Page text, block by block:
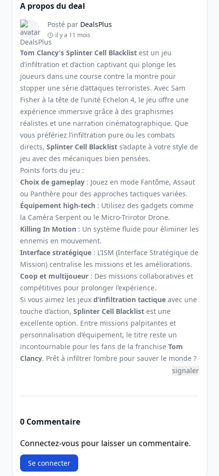
A propos du deal
Posté par DealsPlus
il y a 11 mois
Tom Clancy’s Splinter Cell Blacklist est un jeu
d’infiltration et d’action captivant qui plonge les
joueurs dans une course contre la montre pour
stopper une série d’attaques terroristes. Avec Sam
Fisher à la tête de l’unité Echelon 4, le jeu offre une
expérience immersive grâce à des graphismes
réalistes et une narration cinématographique. Que
vous préfériez l’infiltration pure ou les combats
directs, Splinter Cell Blacklist s’adapte à votre style de
jeu avec des mécaniques bien pensées.
Points forts du jeu :
Choix de gameplay : Jouez en mode Fantôme, Assaut
ou Panthère pour des approches tactiques variées.
Équipement high-tech : Utilisez des gadgets comme
la Caméra Serpent ou le Micro-Trirotor Drone.
Killing In Motion : Un système fluide pour éliminer les
ennemis en mouvement.
Interface stratégique : L’ISM (Interface Stratégique de
Mission) centralise les missions et les améliorations.
Coop et multijoueur : Des missions collaboratives et
compétitives pour prolonger l’expérience.
Si vous aimez les jeux d’infiltration tactique avec une
touche d’action, Splinter Cell Blacklist est une
excellente option. Entre missions palpitantes et
personnalisation d’équipement, le titre reste un
incontournable pour les fans de la franchise Tom
Clancy. Prêt à infiltrer l’ombre pour sauver le monde ?
signaler
0 Commentaire
Connectez-vous pour laisser un commentaire.
Se connecter